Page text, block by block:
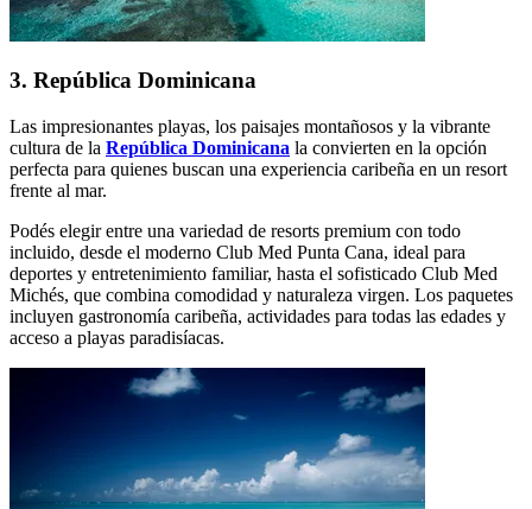
3. República Dominicana
Las impresionantes playas, los paisajes montañosos y la vibrante
cultura de la República Dominicana la convierten en la opción
perfecta para quienes buscan una experiencia caribeña en un resort
frente al mar.
Podés elegir entre una variedad de resorts premium con todo
incluido, desde el moderno Club Med Punta Cana, ideal para
deportes y entretenimiento familiar, hasta el sofisticado Club Med
Michés, que combina comodidad y naturaleza virgen. Los paquetes
incluyen gastronomía caribeña, actividades para todas las edades y
acceso a playas paradisíacas.